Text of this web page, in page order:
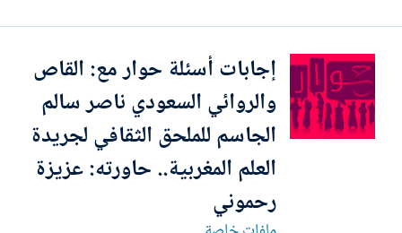
كتاب يمكن أن يقرأ كاملاً ويدرس، نجاح
مجموعته الأولى دفع الناشر لإصدار مجموعة
قصصية ثانية «الرجل...
إجابات أسئلة حوار مع: القاص
والروائي السعودي ناصر سالم
الجاسم للملحق الثقافي لجريدة
العلم المغربية.. حاورته: عزيزة
رحموني